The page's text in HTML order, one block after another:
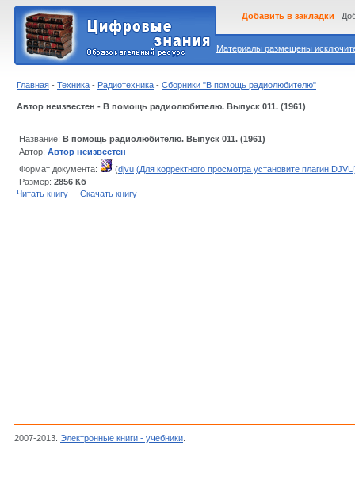
Материалы размещены
Добавить в закладки
Главная - Техника - Радиотехника - Сборники "В помощь радиолюбителю"
Автор неизвестен - В помощь радиолюбителю. Выпуск 011. (1961)
Название: В помощь радиолюбителю. Выпуск 011. (1961)
Автор: Автор неизвестен
Формат документа:
(djvu (Для корректного просмотра установите плагин
Размер: 2856 Кб
Читать книгу
Скачать книгу
2007-2013. Электронные книги - учебники